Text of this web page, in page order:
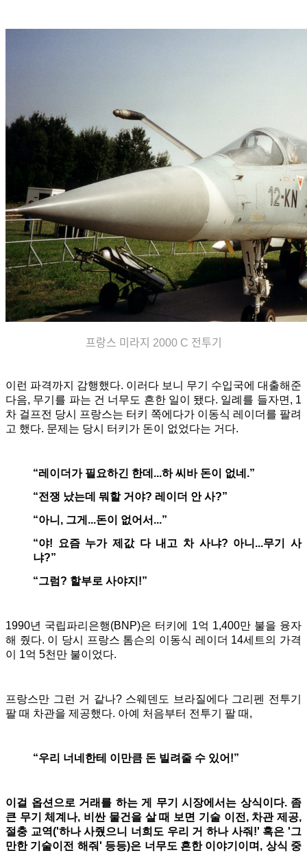
프랑스 미라지 2000 C 전투기
이런 파격까지 감행했다. 이러다 보니 무기 수입국에 대출해준
다음, 무기를 파는 건 너무도 흔한 일이 됐다. 일례를 들자면, 1
차 걸프전 당시 프랑스는 터키 쪽에다가 이동식 레이더를 팔려
고 했다. 문제는 당시 터키가 돈이 없었다는 거다.
“레이더가 필요하긴 한데...하 씨바 돈이 없네.”
“전쟁 났는데 뭐할 거야? 레이더 안 사?”
“아니, 그게...돈이 없어서...”
“야! 요즘 누가 제값 다 내고 차 사냐? 아니...무기 사
냐?”
“그럼? 할부로 사야지!”
1990년 국립파리은행(BNP)은 터키에 1억 1,400만 불을 융자
해 줬다. 이 당시 프랑스 톰슨의 이동식 레이더 14세트의 가격
이 1억 5천만 불이었다.
프랑스만 그런 거 같나? 스웨덴도 브라질에다 그리펜 전투기
팔 때 차관을 제공했다. 아예 처음부터 전투기 팔 때,
“우리 너네한테 이만큼 돈 빌려줄 수 있어!”
이걸 옵션으로 거래를 하는 게 무기 시장에서는 상식이다. 좀
큰 무기 체계나, 비싼 물건을 살 때 보면 기술 이전, 차관 제공,
절충 교역('하나 사줬으니 너희도 우리 거 하나 사줘!' 혹은 '그
만한 기술이전 해줘' 등등)은 너무도 흔한 이야기이며, 상식 중